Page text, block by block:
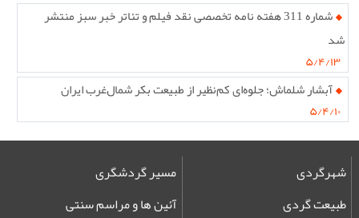
شماره 311 هفته نامه تخصصی نقد فیلم و تئاتر خبر سبز منتشر
شد
۵/۴/۱۳
آبشار شلماش؛ جلوه‌ای کم‌نظیر از طبیعت بکر شمال‌غرب ایران
۵/۴/۱۰
شهرگردی
طبیعت گردی
مسیر گردشگری
آئین ها و مراسم سنتی